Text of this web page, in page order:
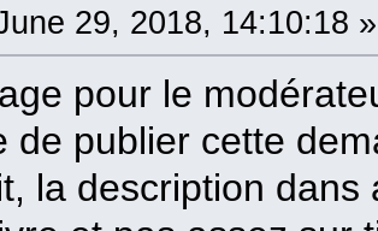
29, 2018, 14:10:18 »
pour le
de publier cette
la description